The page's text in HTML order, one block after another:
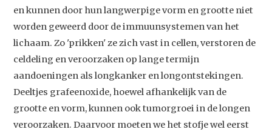
Studium Generale
en kunnen door hun langwerpige vorm en grootte niet
worden geweerd door de immuunsystemen van het
lichaam. Zo 'prikken' ze zich vast in cellen, verstoren de
celdeling en veroorzaken op lange termijn
aandoeningen als longkanker en longontstekingen.
Deeltjes grafeenoxide, hoewel afhankelijk van de
grootte en vorm, kunnen ook tumorgroei in de longen
veroorzaken. Daarvoor moeten we het stofje wel eerst